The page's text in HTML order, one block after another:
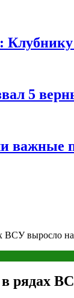
5
важные
выросло